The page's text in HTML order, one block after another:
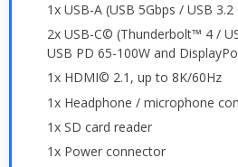
1x USB-A (USB 5Gbps / USB
2x USB-C© (Thunderbolt™ 4 /
USB PD 65-100W and
1x HDMI© 2.1, up to 8K/60Hz
1x Headphone / microphone
1x SD card reader
1x Power connector